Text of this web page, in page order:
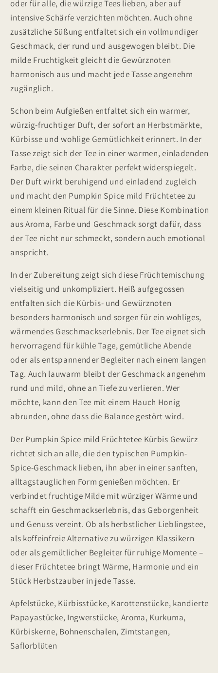
oder für alle, die würzige Tees lieben, aber auf
intensive Schärfe verzichten möchten. Auch ohne
zusätzliche Süßung entfaltet sich ein vollmundiger
Geschmack, der rund und ausgewogen bleibt. Die
milde Fruchtigkeit gleicht die Gewürznoten
harmonisch aus und macht jede Tasse angenehm
zugänglich.
Schon beim Aufgießen entfaltet sich ein warmer,
würzig-fruchtiger Duft, der sofort an Herbstmärkte,
Kürbisse und wohlige Gemütlichkeit erinnert. In der
Tasse zeigt sich der Tee in einer warmen, einladenden
Farbe, die seinen Charakter perfekt widerspiegelt.
Der Duft wirkt beruhigend und einladend zugleich
und macht den Pumpkin Spice mild Früchtetee zu
einem kleinen Ritual für die Sinne. Diese Kombination
aus Aroma, Farbe und Geschmack sorgt dafür, dass
der Tee nicht nur schmeckt, sondern auch emotional
anspricht.
In der Zubereitung zeigt sich diese Früchtemischung
vielseitig und unkompliziert. Heiß aufgegossen
entfalten sich die Kürbis- und Gewürznoten
besonders harmonisch und sorgen für ein wohliges,
wärmendes Geschmackserlebnis. Der Tee eignet sich
hervorragend für kühle Tage, gemütliche Abende
oder als entspannender Begleiter nach einem langen
Tag. Auch lauwarm bleibt der Geschmack angenehm
rund und mild, ohne an Tiefe zu verlieren. Wer
möchte, kann den Tee mit einem Hauch Honig
abrunden, ohne dass die Balance gestört wird.
Der Pumpkin Spice mild Früchtetee Kürbis Gewürz
richtet sich an alle, die den typischen Pumpkin-
Spice-Geschmack lieben, ihn aber in einer sanften,
alltagstauglichen Form genießen möchten. Er
verbindet fruchtige Milde mit würziger Wärme und
schafft ein Geschmackserlebnis, das Geborgenheit
und Genuss vereint. Ob als herbstlicher Lieblingstee,
als koffeinfreie Alternative zu würzigen Klassikern
oder als gemütlicher Begleiter für ruhige Momente –
dieser Früchtetee bringt Wärme, Harmonie und ein
Stück Herbstzauber in jede Tasse.
Apfelstücke, Kürbisstücke, Karottenstücke, kandierte
Papayastücke, Ingwerstücke, Aroma, Kurkuma,
Kürbiskerne, Bohnenschalen, Zimtstangen,
Saflorblüten